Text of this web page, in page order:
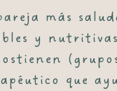
más
y nutritivas
que